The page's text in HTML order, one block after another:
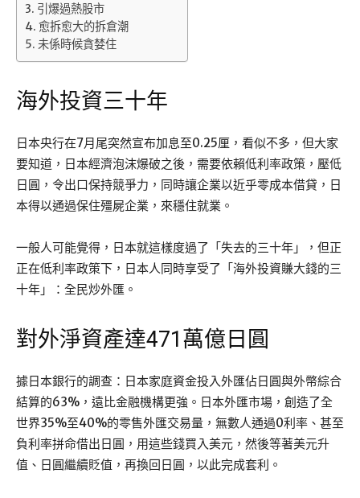
引爆過熱股市
愈拆愈大的拆倉潮
未係時候貪婪住
海外投資三十年
日本央行在7月尾突然宣布加息至0.25厘，看似不多，但大家
要知道，日本經濟泡沫爆破之後，需要依賴低利率政策，壓低
日圓，令出口保持競爭力，同時讓企業以近乎零成本借貸，日
本得以通過保住殭屍企業，來穩住就業。
一般人可能覺得，日本就這樣度過了「失去的三十年」，但正
正在低利率政策下，日本人同時享受了「海外投資賺大錢的三
十年」：全民炒外匯。
對外淨資產達471萬億日圓
據日本銀行的調查：日本家庭資金投入外匯佔日圓與外幣綜合
結算的63%，遠比金融機構更強。日本外匯市場，創造了全
世界35%至40%的零售外匯交易量，無數人通過0利率、甚至
負利率拼命借出日圓，用這些錢買入美元，然後等著美元升
值、日圓繼續貶值，再換回日圓，以此完成套利。